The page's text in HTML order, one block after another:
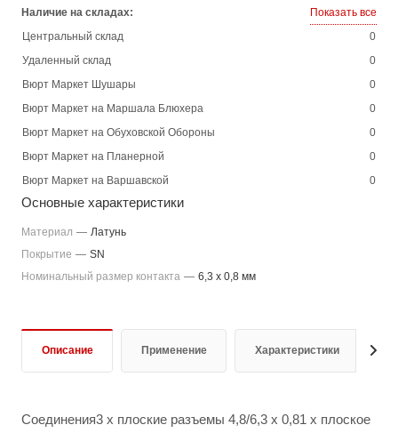
Наличие на складах:
Показать все
Центральный склад
0
Удаленный склад
0
Вюрт Маркет Шушары
0
Вюрт Маркет на Маршала Блюхера
0
Вюрт Маркет на Обуховской Обороны
0
Вюрт Маркет на Планерной
0
Вюрт Маркет на Варшавской
0
Основные характеристики
Материал — Латунь
Покрытие — SN
Номинальный размер контакта — 6,3 x 0,8 мм
Описание Применение Характеристики
Соединения3 x плоские разъемы 4,8/6,3 x 0,81 x плоское